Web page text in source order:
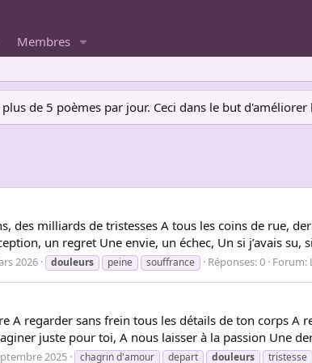
Membres
de 5 poèmes par jour. Ceci dans le but
des milliards de tristesses A tous les coins de rue,
un regret Une envie, un échec, Un si j’avais su,
2026 douleurs peine souffrance Réponses: 0 Forum:
A regarder sans frein tous les détails de ton corps A
juste pour toi, A nous laisser à la passion Une
2025 chagrin d'amour depart douleurs tristesse